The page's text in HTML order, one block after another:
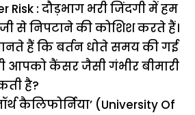
Risk : दौड़भाग भरी जिंदगी में हम
से निपटाने की कोशिश करते हैं।
हैं कि बर्तन धोते समय की गई
आपको कैंसर जैसी गंभीर बीमारी
है?
कैलिफोर्निया’ (University Of